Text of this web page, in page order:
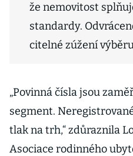
že nemovitost
standardy.
citelné zúžení
„Povinná čísla jsou
segment.
tlak na trh,“ zdůraznila
Asociace rodinného